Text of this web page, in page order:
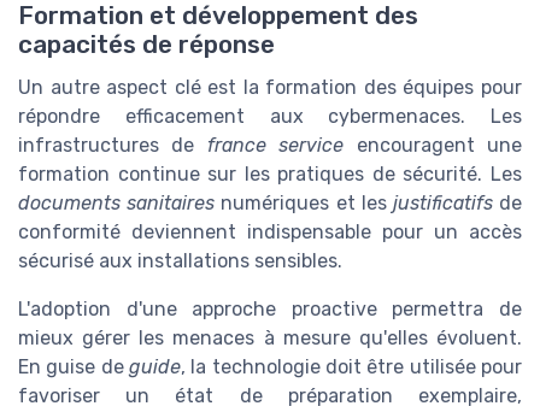
Formation et développement des
capacités de réponse
Un autre aspect clé est la formation des équipes pour
répondre efficacement aux cybermenaces. Les
infrastructures de france service encouragent une
formation continue sur les pratiques de sécurité. Les
documents sanitaires numériques et les justificatifsde
conformité deviennent indispensable pour un accès
sécurisé aux installations sensibles.
L'adoption d'une approche proactive permettra de
mieux gérer les menaces à mesure qu'elles évoluent.
En guise de guide, la technologie doit être utilisée pour
favoriser un état de préparation exemplaire,